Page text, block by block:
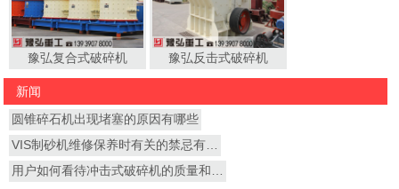
豫弘复合式破碎机 豫弘反击式破碎机
新闻
圆锥碎石机出现堵塞的原因有哪些
VIS制砂机维修保养时有关的禁忌有…
用户如何看待冲击式破碎机的质量和…